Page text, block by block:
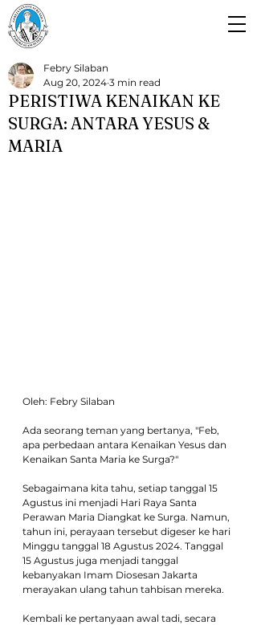
PERISTIWA KENAIKAN KE
SURGA: ANTARA YESUS &
MARIA
Febry Silaban
Aug 20, 2024 3 min read
Oleh: Febry Silaban
Ada seorang teman yang bertanya, "Feb,
apa perbedaan antara Kenaikan Yesus dan
Kenaikan Santa Maria ke Surga?"
Sebagaimana kita tahu, setiap tanggal 15
Agustus ini menjadi Hari Raya Santa
Perawan Maria Diangkat ke Surga. Namun,
tahun ini, perayaan tersebut digeser ke hari
Minggu tanggal 18 Agustus 2024. Tanggal
15 Agustus juga menjadi tanggal
kebanyakan Imam Diosesan Jakarta
merayakan ulang tahun tahbisan mereka.
Kembali ke pertanyaan awal tadi, secara